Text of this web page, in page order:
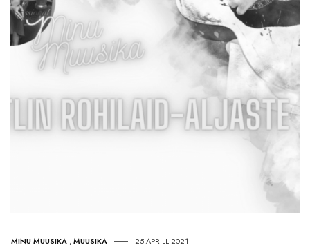
MINU MUUSIKA ,MUUSIKA 25.APRILL 2021